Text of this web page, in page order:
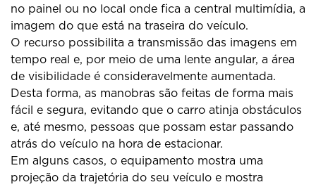
no painel ou no local onde fica a central multimídia, a
imagem do que está na traseira do veículo.
O recurso possibilita a transmissão das imagens em
tempo real e, por meio de uma lente angular, a área
de visibilidade é consideravelmente aumentada.
Desta forma, as manobras são feitas de forma mais
fácil e segura, evitando que o carro atinja obstáculos
e, até mesmo, pessoas que possam estar passando
atrás do veículo na hora de estacionar.
Em alguns casos, o equipamento mostra uma
projeção da trajetória do seu veículo e mostra